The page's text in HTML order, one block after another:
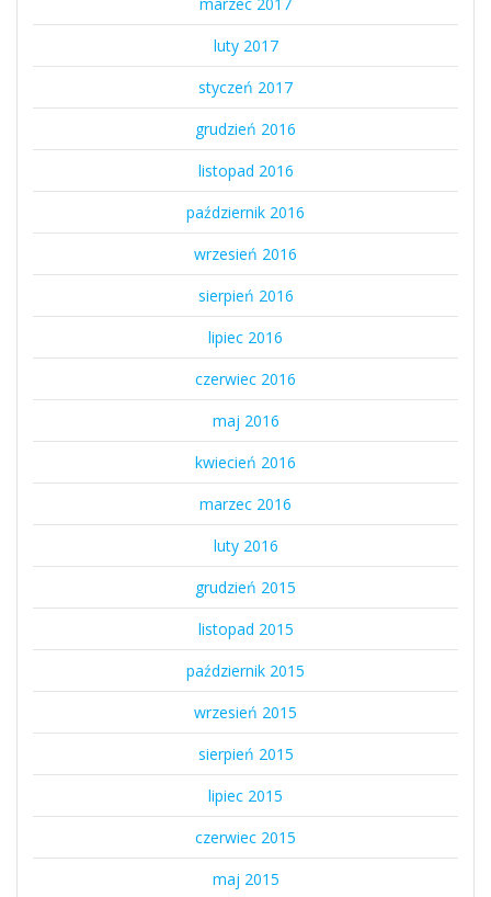
luty 2017
styczeń 2017
grudzień 2016
listopad 2016
październik 2016
wrzesień 2016
sierpień 2016
lipiec 2016
czerwiec 2016
maj 2016
kwiecień 2016
marzec 2016
luty 2016
grudzień 2015
listopad 2015
październik 2015
wrzesień 2015
sierpień 2015
lipiec 2015
czerwiec 2015
maj 2015